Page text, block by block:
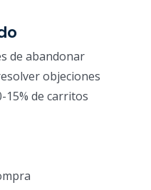
de abandonar
objeciones
15% de carritos